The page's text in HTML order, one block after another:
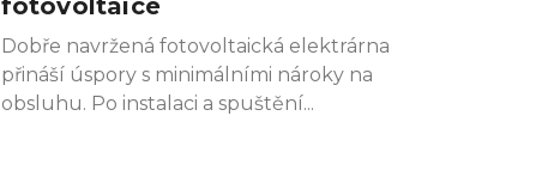
Dobře navržená fotovoltaická elektrárna
přináší úspory s minimálními nároky na
obsluhu. Po instalaci a spuštění